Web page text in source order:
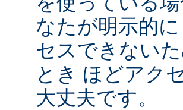
なたが明示的
セスできない
とき ほどアク
大丈夫です。